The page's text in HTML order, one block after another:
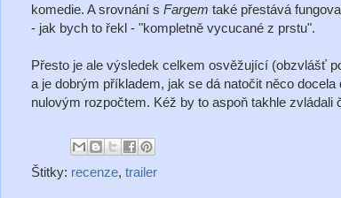
komedie. A srovnání s Fargem také přestává
- jak bych to řekl - "kompletně vycucané z prstu".
Přesto je ale výsledek celkem osvěžující (obzvlášť
a je dobrým příkladem, jak se dá natočit něco
nulovým rozpočtem. Kéž by to aspoň takhle zvládali
Štitky: recenze, trailer